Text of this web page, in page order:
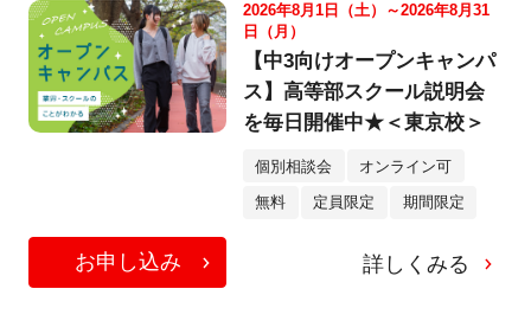
2026年8月1日（土）～2026年8月31
日（月）
【中3向けオープンキャンパ
ス】高等部スクール説明会
を毎日開催中★＜東京校＞
個別相談会 オンライン可
無料 定員限定 期間限定
お申し込み 詳しくみる